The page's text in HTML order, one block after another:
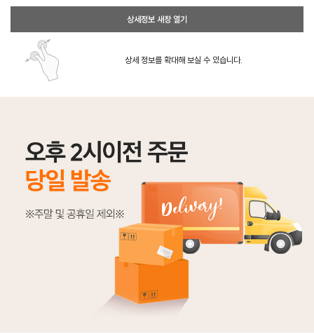
상세정보 새창 열기
상세 정보를 확대해 보실 수 있습니다.